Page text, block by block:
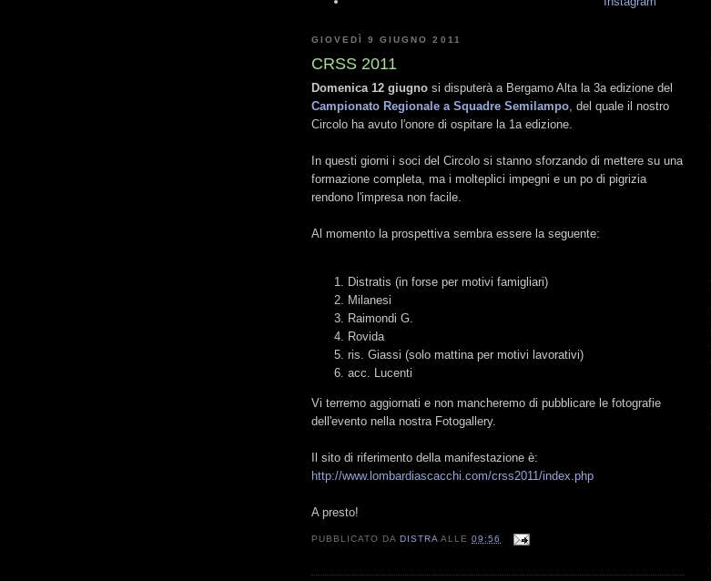
GIOVEDÌ 9 GIUGNO 2011
CRSS 2011
Domenica 12 giugno si disputerà a Bergamo Alta la 3a edizione del
Campionato Regionale a Squadre Semilampo , del quale il nostro
Circolo ha avuto l'onore di ospitare la 1a edizione.
In questi giorni i soci del Circolo si stanno sforzando di mettere su una
formazione completa, ma i molteplici impegni e un po di pigrizia
rendono l'impresa non facile.
Al momento la prospettiva sembra essere la seguente:
Distratis (in forse per motivi famigliari)
Milanesi
Raimondi G.
Rovida
ris. Giassi (solo mattina per motivi lavorativi)
acc. Lucenti
Vi terremo aggiornati e non mancheremo di pubblicare le fotografie
dell'evento nella nostra Fotogallery.
Il sito di riferimento della manifestazione è:
http://www.lombardiascacchi.com/crss2011/index.php
A presto!
PUBBLICATO DA DISTRA ALLE09:56